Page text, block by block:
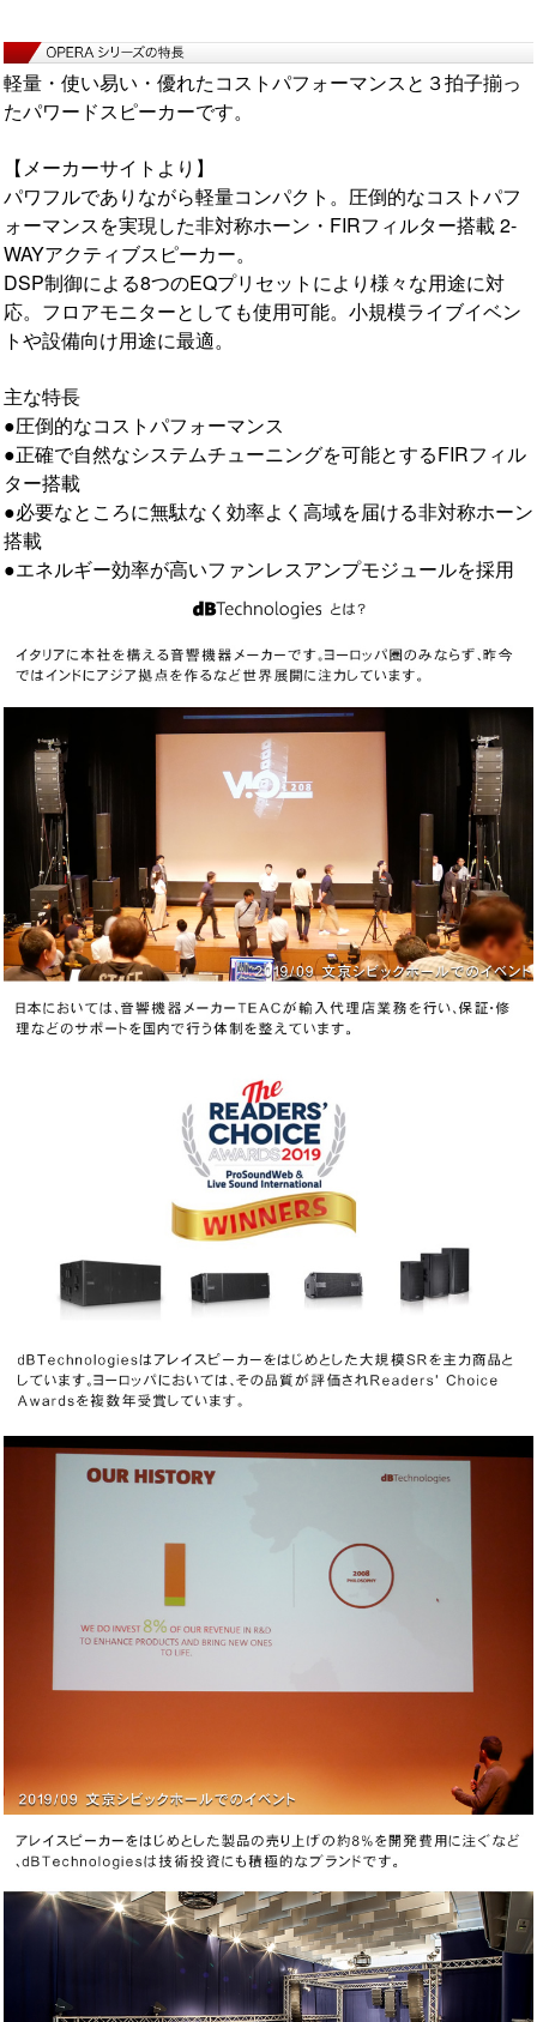
軽量・使い易い・優れたコストパフォーマンスと３拍子揃っ
たパワードスピーカーです。
【メーカーサイトより】
パワフルでありながら軽量コンパクト。圧倒的なコストパフ
ォーマンスを実現した非対称ホーン・FIRフィルター搭載 2-
WAYアクティブスピーカー。
DSP制御による8つのEQプリセットにより様々な用途に対
応。フロアモニターとしても使用可能。小規模ライブイベン
トや設備向け用途に最適。
主な特長
●圧倒的なコストパフォーマンス
●正確で自然なシステムチューニングを可能とするFIRフィル
ター搭載
●必要なところに無駄なく効率よく高域を届ける非対称ホーン
搭載
●エネルギー効率が高いファンレスアンプモジュールを採用